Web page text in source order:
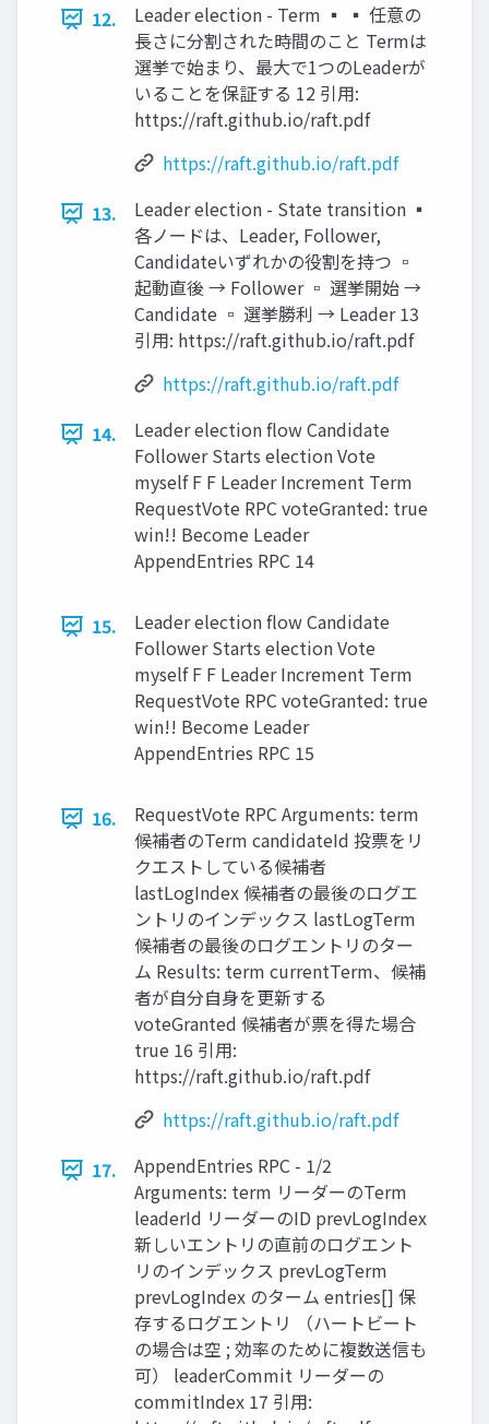
12.
Leader election - Term ▪ ▪ 任意の
長さに分割された時間のこと Termは
選挙で始まり、最大で1つのLeaderが
いることを保証する 12 引用:
https://raft.github.io/raft.pdf
https://raft.github.io/raft.pdf
13.
Leader election - State transition ▪
各ノードは、Leader, Follower,
Candidateいずれかの役割を持つ ▫
起動直後 → Follower ▫ 選挙開始 →
Candidate ▫ 選挙勝利 → Leader 13
引用: https://raft.github.io/raft.pdf
https://raft.github.io/raft.pdf
14.
Leader election ﬂow Candidate
Follower Starts election Vote
myself F F Leader Increment Term
RequestVote RPC voteGranted: true
win!! Become Leader
AppendEntries RPC 14
15.
Leader election ﬂow Candidate
Follower Starts election Vote
myself F F Leader Increment Term
RequestVote RPC voteGranted: true
win!! Become Leader
AppendEntries RPC 15
16.
RequestVote RPC Arguments: term
候補者のTerm candidateId 投票をリ
クエストしている候補者
lastLogIndex 候補者の最後のログエ
ントリのインデックス lastLogTerm
候補者の最後のログエントリのター
ム Results: term currentTerm、候補
者が自分自身を更新する
voteGranted 候補者が票を得た場合
true 16 引用:
https://raft.github.io/raft.pdf
https://raft.github.io/raft.pdf
17.
AppendEntries RPC - 1/2
Arguments: term リーダーのTerm
leaderId リーダーのID prevLogIndex
新しいエントリの直前のログエント
リのインデックス prevLogTerm
prevLogIndex のターム entries[] 保
存するログエントリ （ハートビート
の場合は空 ; 効率のために複数送信も
可） leaderCommit リーダーの
commitIndex 17 引用: